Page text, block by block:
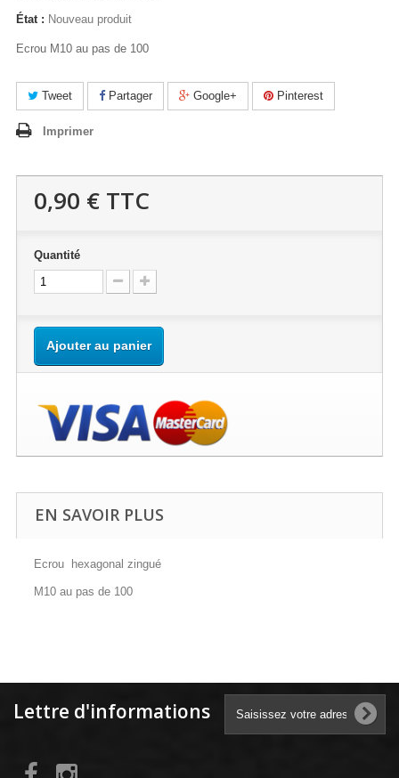
État : Nouveau produit
Ecrou M10 au pas de 100
Tweet Partager Google+ Pinterest
Imprimer
0,90 € TTC
Quantité
Ajouter au panier
EN SAVOIR PLUS
Ecrou hexagonal zingué
M10 au pas de 100
Lettre d'informations